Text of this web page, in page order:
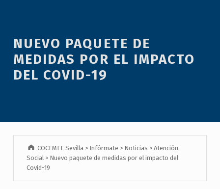
NUEVO PAQUETE DE
MEDIDAS POR EL IMPACTO
DEL COVID-19
COCEMFE Sevilla > Infórmate > Noticias >Atención
Social > Nuevo paquete de medidas por el impacto del
Covid-19